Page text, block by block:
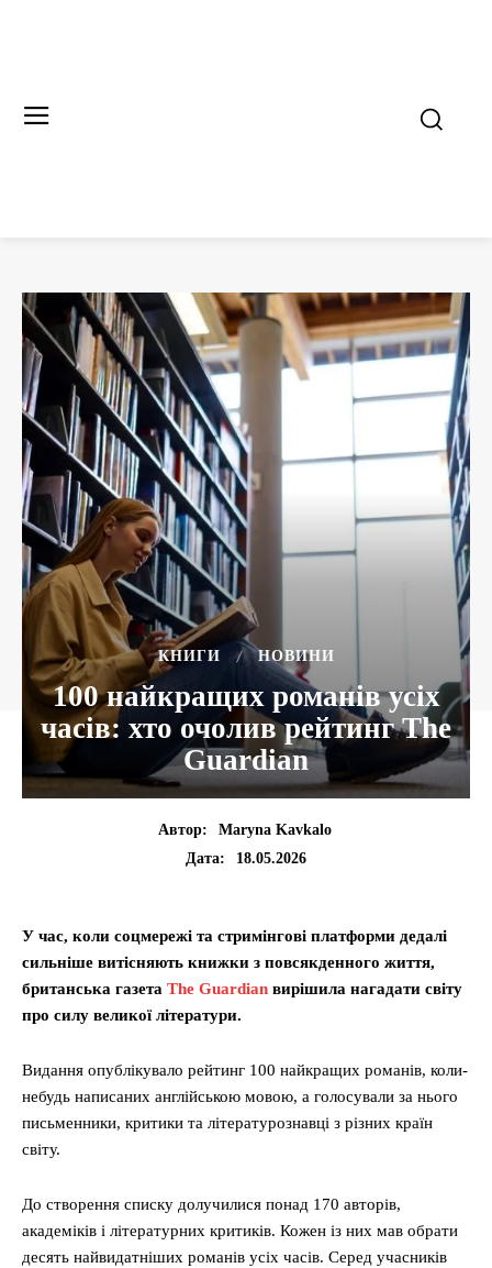
КНИГИ НОВИНИ
100 найкращих романів усіх
часів: хто очолив рейтинг The
Guardian
Автор:
Maryna Kavkalo
Дата:
18.05.2026
У час, коли соцмережі та стримінгові платформи дедалі
сильніше витісняють книжки з повсякденного життя,
британська газета The Guardian вирішила нагадати світу
про силу великої літератури.
Видання опублікувало рейтинг 100 найкращих романів, коли-
небудь написаних англійською мовою, а голосували за нього
письменники, критики та літературознавці з різних країн
світу.
До створення списку долучилися понад 170 авторів,
академіків і літературних критиків. Кожен із них мав обрати
десять найвидатніших романів усіх часів. Серед учасників